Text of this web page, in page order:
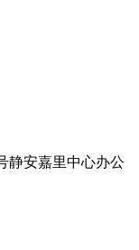
静安嘉里中心办公